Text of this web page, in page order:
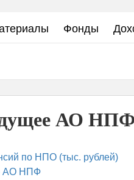
Фонды
АО
по НПО (тыс. рублей)
АО НПФ